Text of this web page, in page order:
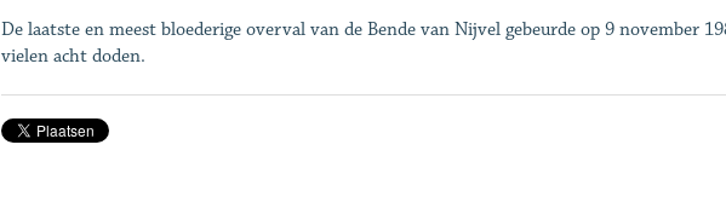
De laatste en meest bloederige overval van de Bende van Nijvel gebeurde op 9 november
vielen acht doden.